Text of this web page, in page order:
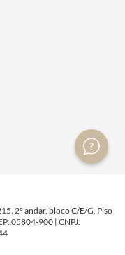
2º andar, bloco C/E/G, Piso
05804-900 | CNPJ: